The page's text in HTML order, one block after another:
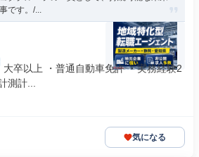
です。/...
卒以上 ・普通自動車免許 ・実務経験2
測計...
気になる